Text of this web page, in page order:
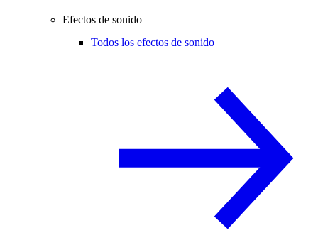
Efectos de sonido
Todos los efectos de sonido